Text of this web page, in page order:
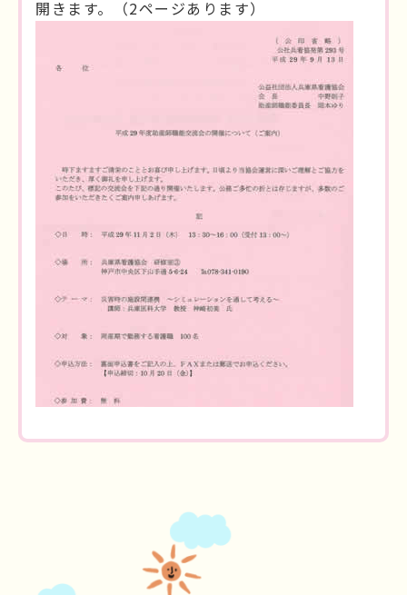
開きます。（2ページあります）